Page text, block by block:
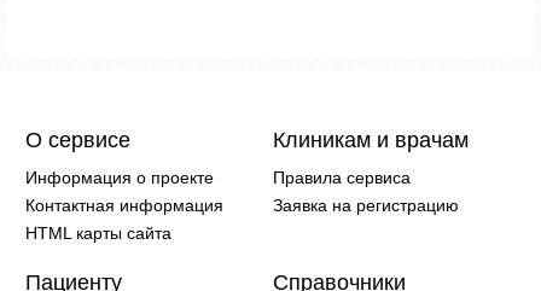
О сервисе
Информация о проекте
Контактная информация
HTML карты сайта
Клиникам и врачам
Правила сервиса
Заявка на регистрацию
Пациенту Справочники